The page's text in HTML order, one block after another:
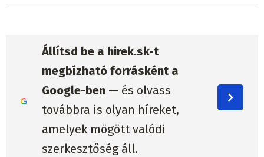
Állítsd be a hirek.sk-t
megbízható forrásként a
Google-ben — és olvass
továbbra is olyan híreket,
amelyek mögött valódi
szerkesztőség áll.